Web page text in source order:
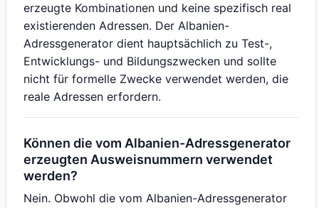
erzeugte Kombinationen und keine spezifisch real
existierenden Adressen. Der Albanien-
Adressgenerator dient hauptsächlich zu Test-,
Entwicklungs- und Bildungszwecken und sollte
nicht für formelle Zwecke verwendet werden, die
reale Adressen erfordern.
Können die vom Albanien-Adressgenerator
erzeugten Ausweisnummern verwendet
werden?
Nein. Obwohl die vom Albanien-Adressgenerator